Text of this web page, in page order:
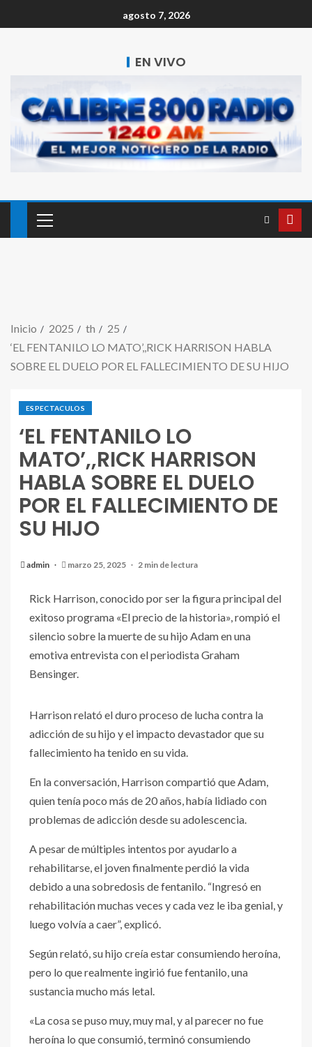
agosto 7, 2026
EN VIVO
Inicio 2025 th
25
‘EL FENTANILO LO MATO’,,RICK HARRISON HABLA
SOBRE EL DUELO POR EL FALLECIMIENTO DE SU HIJO
ESPECTACULOS
‘EL FENTANILO LO
MATO’,,RICK HARRISON
HABLA SOBRE EL DUELO
POR EL FALLECIMIENTO DE
SU HIJO
admin marzo 25, 2025 2 min de lectura
Rick Harrison, conocido por ser la figura principal del
exitoso programa «El precio de la historia», rompió el
silencio sobre la muerte de su hijo Adam en una
emotiva entrevista con el periodista Graham
Bensinger.
Harrison relató el duro proceso de lucha contra la
adicción de su hijo y el impacto devastador que su
fallecimiento ha tenido en su vida.
En la conversación, Harrison compartió que Adam,
quien tenía poco más de 20 años, había lidiado con
problemas de adicción desde su adolescencia.
A pesar de múltiples intentos por ayudarlo a
rehabilitarse, el joven finalmente perdió la vida
debido a una sobredosis de fentanilo. “Ingresó en
rehabilitación muchas veces y cada vez le iba genial, y
luego volvía a caer”, explicó.
Según relató, su hijo creía estar consumiendo heroína,
pero lo que realmente ingirió fue fentanilo, una
sustancia mucho más letal.
«La cosa se puso muy, muy mal, y al parecer no fue
heroína lo que consumió, terminó consumiendo